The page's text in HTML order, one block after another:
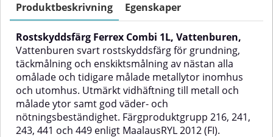
Produktbeskrivning Egenskaper
Rostskyddsfärg Ferrex Combi 1L, Vattenburen,
Vattenburen svart rostskyddsfärg för grundning,
täckmålning och enskiktsmålning av nästan alla
omålade och tidigare målade metallytor inomhus
och utomhus. Utmärkt vidhäftning till metall och
målade ytor samt god väder- och
nötningsbeständighet. Färgproduktgrupp 216, 241,
243, 441 och 449 enligt MaalausRYL 2012 (FI).